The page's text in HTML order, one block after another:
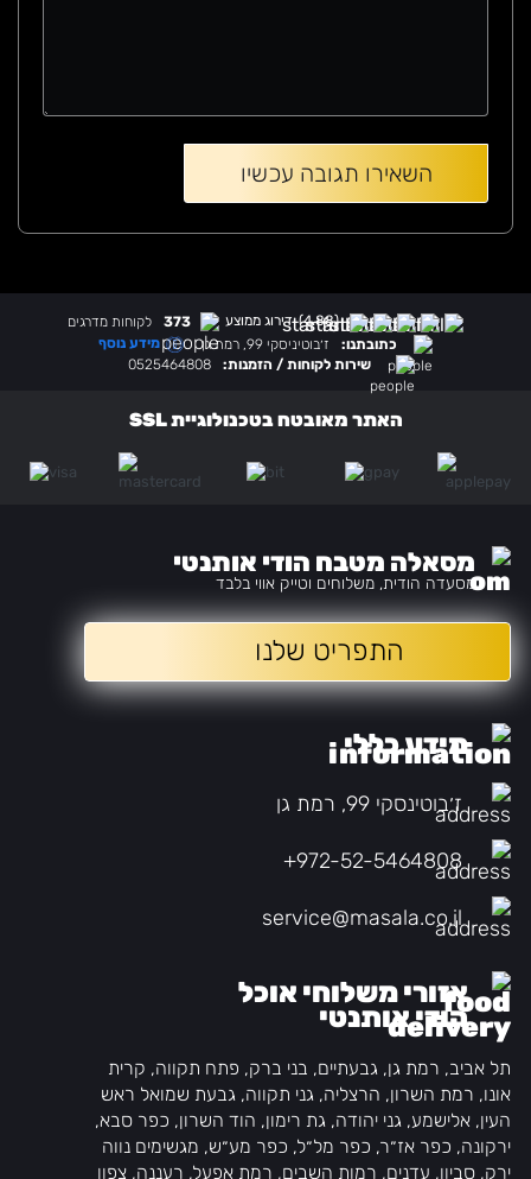
מידע נוסף כתובתנו:
ז׳בוטיניסקי 99, רמת גן
שירות לקוחות / הזמנות:
0525464808
373 לקוחות מדרגים (4.88) דירוג ממוצע
האתר מאובטח בטכנולוגיית SSL
מסאלה מטבח הודי אותנטי
מסעדה הודית, משלוחים וטייק אווי בלבד
התפריט שלנו
מידע כללי
ז׳בוטינסקי 99, רמת גן
+972-52-5464808
service@masala.co.il
אזורי משלוחי אוכל
הודי אותנטי
תל אביב, רמת גן, גבעתיים, בני ברק, פתח תקווה, קרית
אונו, רמת השרון, הרצליה, גני תקווה, גבעת שמואל ראש
העין, אלישמע, גני יהודה, גת רימון, הוד השרון, כפר סבא,
ירקונה, כפר אז״ר, כפר מל״ל, כפר מע״ש, מגשימים נווה
ירק, סביון, עדנים, רמות השבים, רמת אפעל, רעננה, צפון